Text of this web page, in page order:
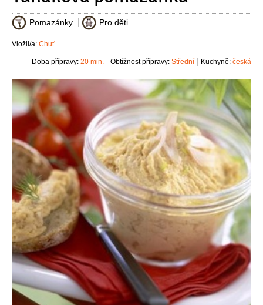
Pomazánky Pro děti
Vložil/a: Chuť
Kuchyně: česká
Obtížnost přípravy: Střední
Doba přípravy: 20 min.